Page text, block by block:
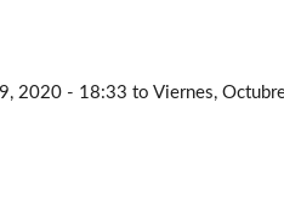
2020 - 18:33 to Viernes,